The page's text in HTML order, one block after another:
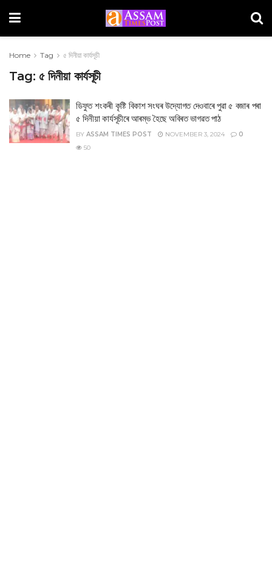
Home Tag ৫ দিনীয়া কাৰ্যসূচী
Tag: ৫ দিনীয়া কাৰ্যসূচী
ডিফুত শংকৰী কৃষ্টি বিকাশ সংঘৰ উদ্যোগত দেওবাৰে পুৱা ৫ বজাৰ পৰা
৫ দিনীয়া কাৰ্যসূচীৰে আৰম্ভ হৈছে অবিৰত ভাগৱত পাঠ
BY ASSAM TIMES POST NOVEMBER 3, 2024
0
50